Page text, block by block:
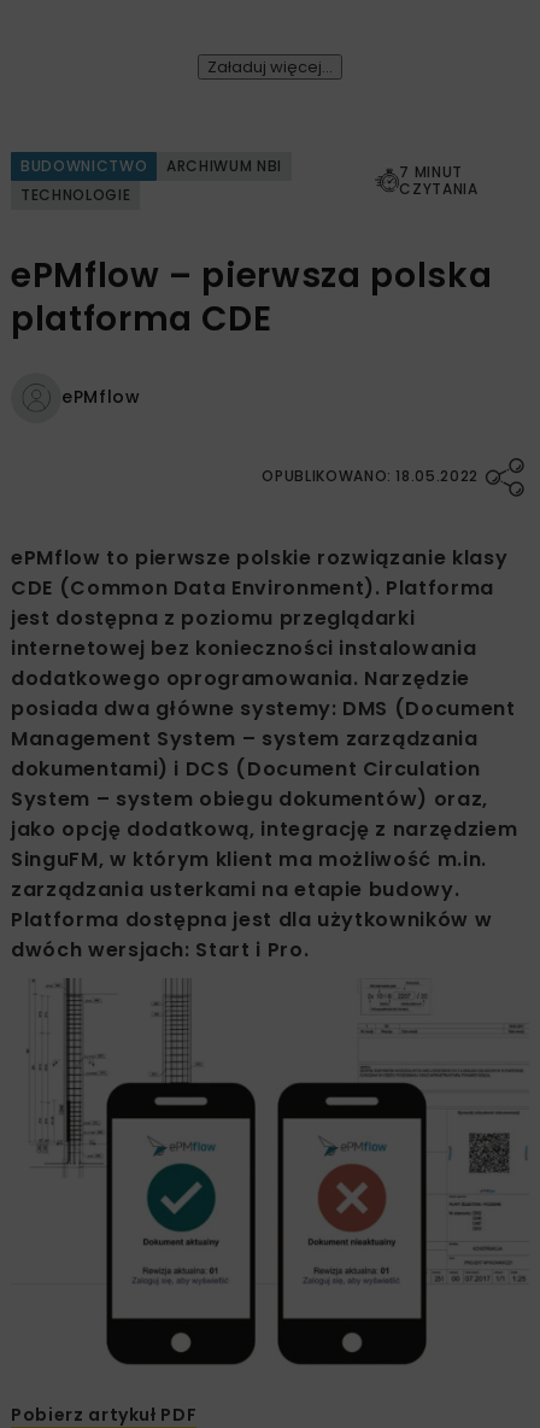
Załaduj więcej...
BUDOWNICTWO
ARCHIWUM NBI
TECHNOLOGIE
7 MINUT
CZYTANIA
ePMflow – pierwsza polska
platforma CDE
ePMflow
OPUBLIKOWANO: 18.05.2022
ePMflow to pierwsze polskie rozwiązanie klasy
CDE (Common Data Environment). Platforma
jest dostępna z poziomu przeglądarki
internetowej bez konieczności instalowania
dodatkowego oprogramowania. Narzędzie
posiada dwa główne systemy: DMS (Document
Management System – system zarządzania
dokumentami) i DCS (Document Circulation
System – system obiegu dokumentów) oraz,
jako opcję dodatkową, integrację z narzędziem
SinguFM, w którym klient ma możliwość m.in.
zarządzania usterkami na etapie budowy.
Platforma dostępna jest dla użytkowników w
dwóch wersjach: Start i Pro.
Pobierz artykuł PDF